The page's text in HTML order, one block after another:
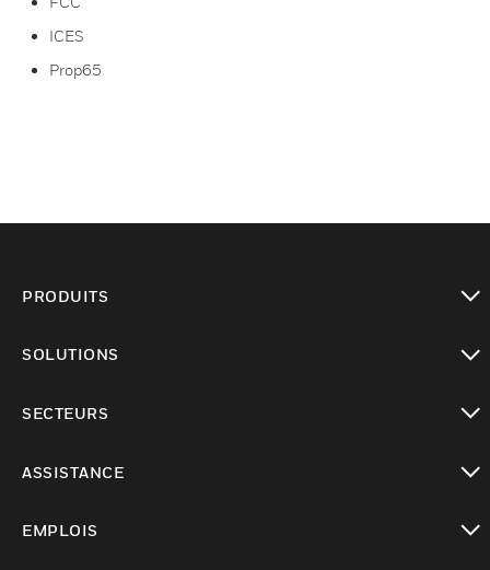
ICES
Prop65
PRODUITS
SOLUTIONS
SECTEURS
ASSISTANCE
EMPLOIS